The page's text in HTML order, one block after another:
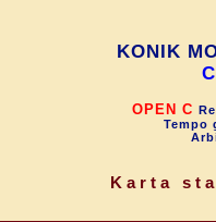
KONIK
OPEN C
Tempo
Karta